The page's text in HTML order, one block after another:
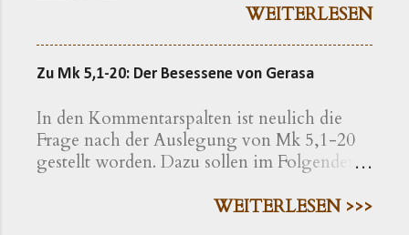
Der Vorgang gibt sich im
erkennen. Die »Ökumenische
evangelischer Professoren und
Hochschullehrer der Theologie
zum bayerischen Kreuzerlass am
präzisiert als eine Erklärung von
WEITERLESEN
Zu Mk 5,1-20: Der Besessene von Gerasa
In den Kommentarspalten ist neulich die
Frage nach der Auslegung von Mk 5,1-20
gestellt worden. Dazu sollen im Folgenden
werden. Der Text findet sich in der
WEITERLESEN >>>